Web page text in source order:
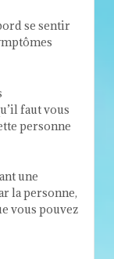
se sentir
faut vous
personne
une
la personne,
vous pouvez